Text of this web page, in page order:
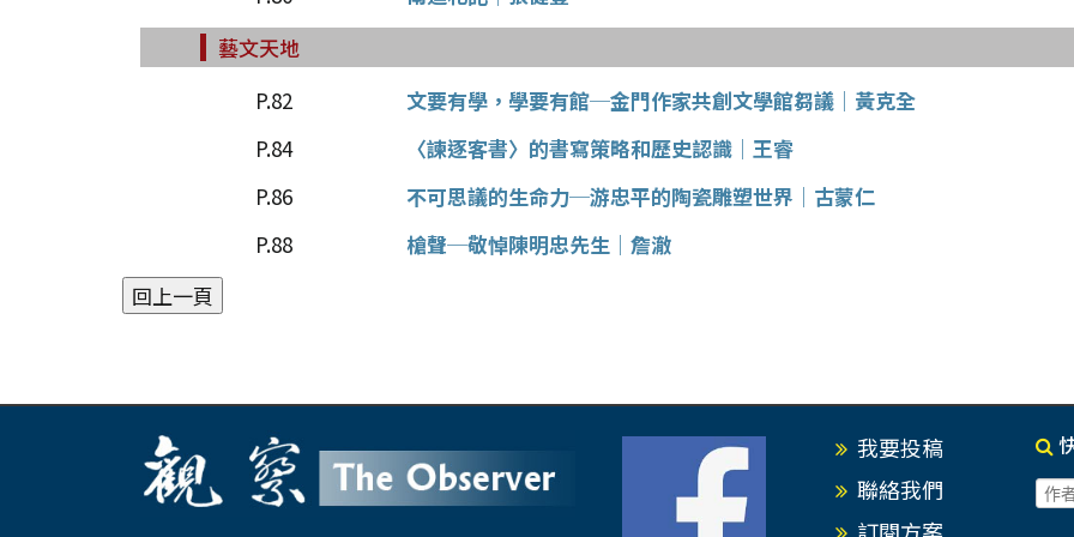
藝文天地
P.82
文要有學，學要有館─金門作家共創文學館芻議│黃克全
P.84
〈諫逐客書〉的書寫策略和歷史認識│王睿
P.86
不可思議的生命力─游忠平的陶瓷雕塑世界│古蒙仁
P.88
槍聲─敬悼陳明忠先生│詹澈
我要投稿
聯絡我們
訂閱方案